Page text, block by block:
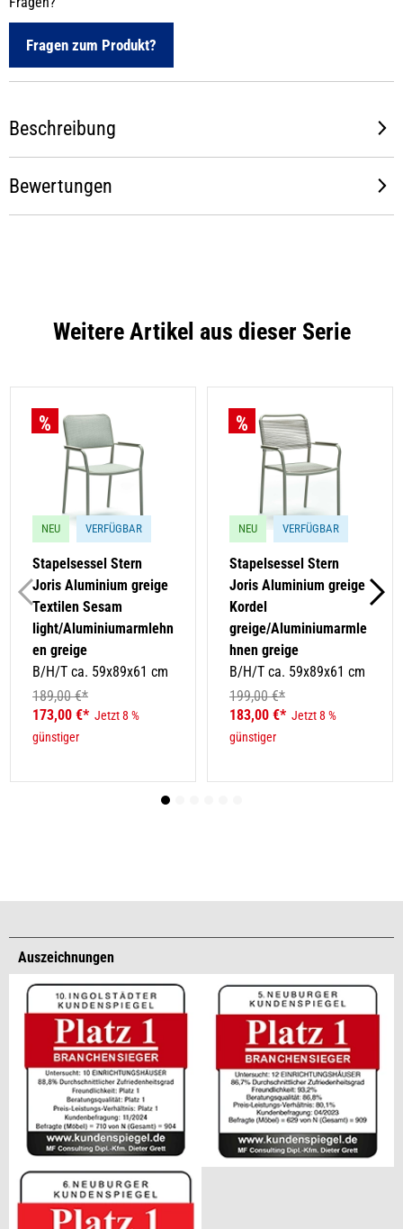
Fragen zum Produkt?
Beschreibung
Bewertungen
Weitere Artikel aus dieser Serie
NEU VERFÜGBAR
Stapelsessel Stern
Joris Aluminium greige
Textilen Sesam
light/Aluminiumarmlehn
en greige
B/H/T ca. 59x89x61 cm
189,00 €*
173,00 €* Jetzt 8 %
günstiger
NEU VERFÜGBAR
Stapelsessel Stern
Joris Aluminium greige
Kordel
greige/Aluminiumarmle
hnen greige
B/H/T ca. 59x89x61 cm
199,00 €*
183,00 €* Jetzt 8 %
günstiger
Auszeichnungen